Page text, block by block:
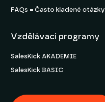
FAQs = Často kladené otázky
Vzdělávací programy
SalesKick AKADEMIE
SalesKick BASIC